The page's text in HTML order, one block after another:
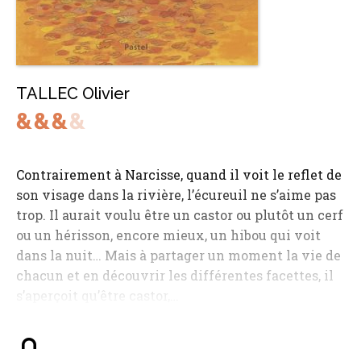
TALLEC Olivier
Contrairement à Narcisse, quand il voit le reflet de
son visage dans la rivière, l’écureuil ne s’aime pas
trop. Il aurait voulu être un castor ou plutôt un cerf
ou un hérisson, encore mieux, un hibou qui voit
dans la nuit… Mais à partager un moment la vie de
chacun et en découvrir les différentes facettes, il
s’aperçoit qu’être castor,…